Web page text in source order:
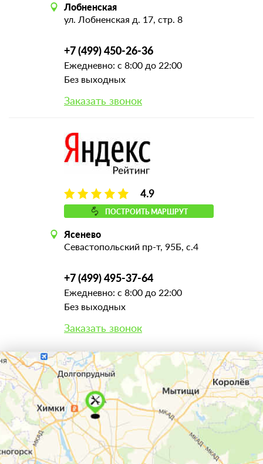
Лобненская
ул. Лобненская д. 17, стр. 8
+7 (499) 450-26-36
Ежедневно: с 8:00 до 22:00
Без выходных
Заказать звонок
4.9
ПОСТРОИТЬ МАРШРУТ
Ясенево
Севастопольский пр-т, 95Б, с.4
+7 (499) 495-37-64
Ежедневно: с 8:00 до 22:00
Без выходных
Заказать звонок